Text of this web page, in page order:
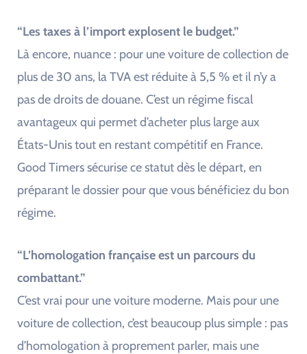
“Les taxes à l’import explosent le budget.”
Là encore, nuance : pour une voiture de collection de
plus de 30 ans, la TVA est réduite à 5,5 % et il n’y a
pas de droits de douane. C’est un régime fiscal
avantageux qui permet d’acheter plus large aux
États-Unis tout en restant compétitif en France.
Good Timers sécurise ce statut dès le départ, en
préparant le dossier pour que vous bénéficiez du bon
régime.
“L’homologation française est un parcours du
combattant.”
C’est vrai pour une voiture moderne. Mais pour une
voiture de collection, c’est beaucoup plus simple : pas
d’homologation à proprement parler, mais une